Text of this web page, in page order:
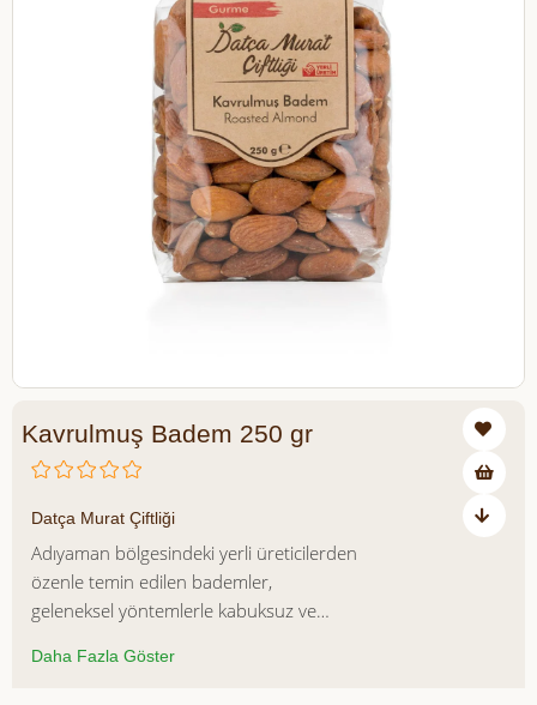
Kavrulmuş Badem 250 gr
Datça Murat Çiftliği
Adıyaman bölgesindeki yerli üreticilerden
özenle temin edilen bademler,
geleneksel yöntemlerle kabuksuz ve
sağlıklı yağ ve lif içeriğiyle besleyici bir
Daha Fazla Göster